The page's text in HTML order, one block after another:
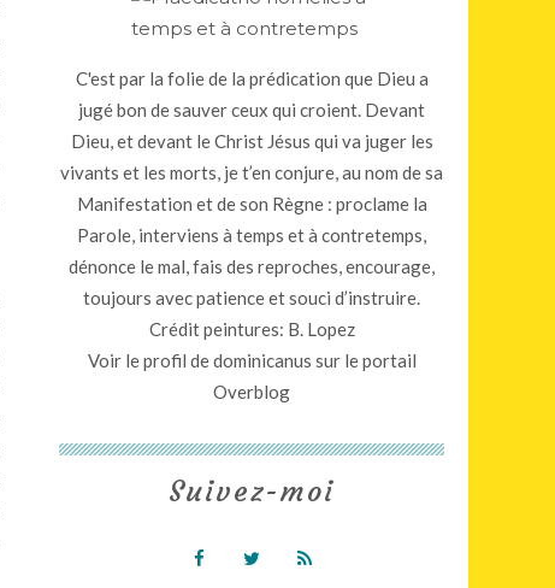
C'est par la folie de la prédication que Dieu a
jugé bon de sauver ceux qui croient. Devant
Dieu, et devant le Christ Jésus qui va juger les
vivants et les morts, je t’en conjure, au nom de sa
Manifestation et de son Règne : proclame la
Parole, interviens à temps et à contretemps,
dénonce le mal, fais des reproches, encourage,
toujours avec patience et souci d’instruire.
Crédit peintures: B. Lopez
Voir le profil dedominicanus sur le portail
Overblog
Suivez-moi